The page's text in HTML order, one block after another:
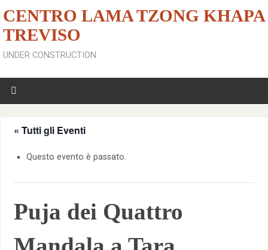
CENTRO LAMA TZONG KHAPA
TREVISO
UNDER CONSTRUCTION
« Tutti gli Eventi
Questo evento è passato.
Puja dei Quattro